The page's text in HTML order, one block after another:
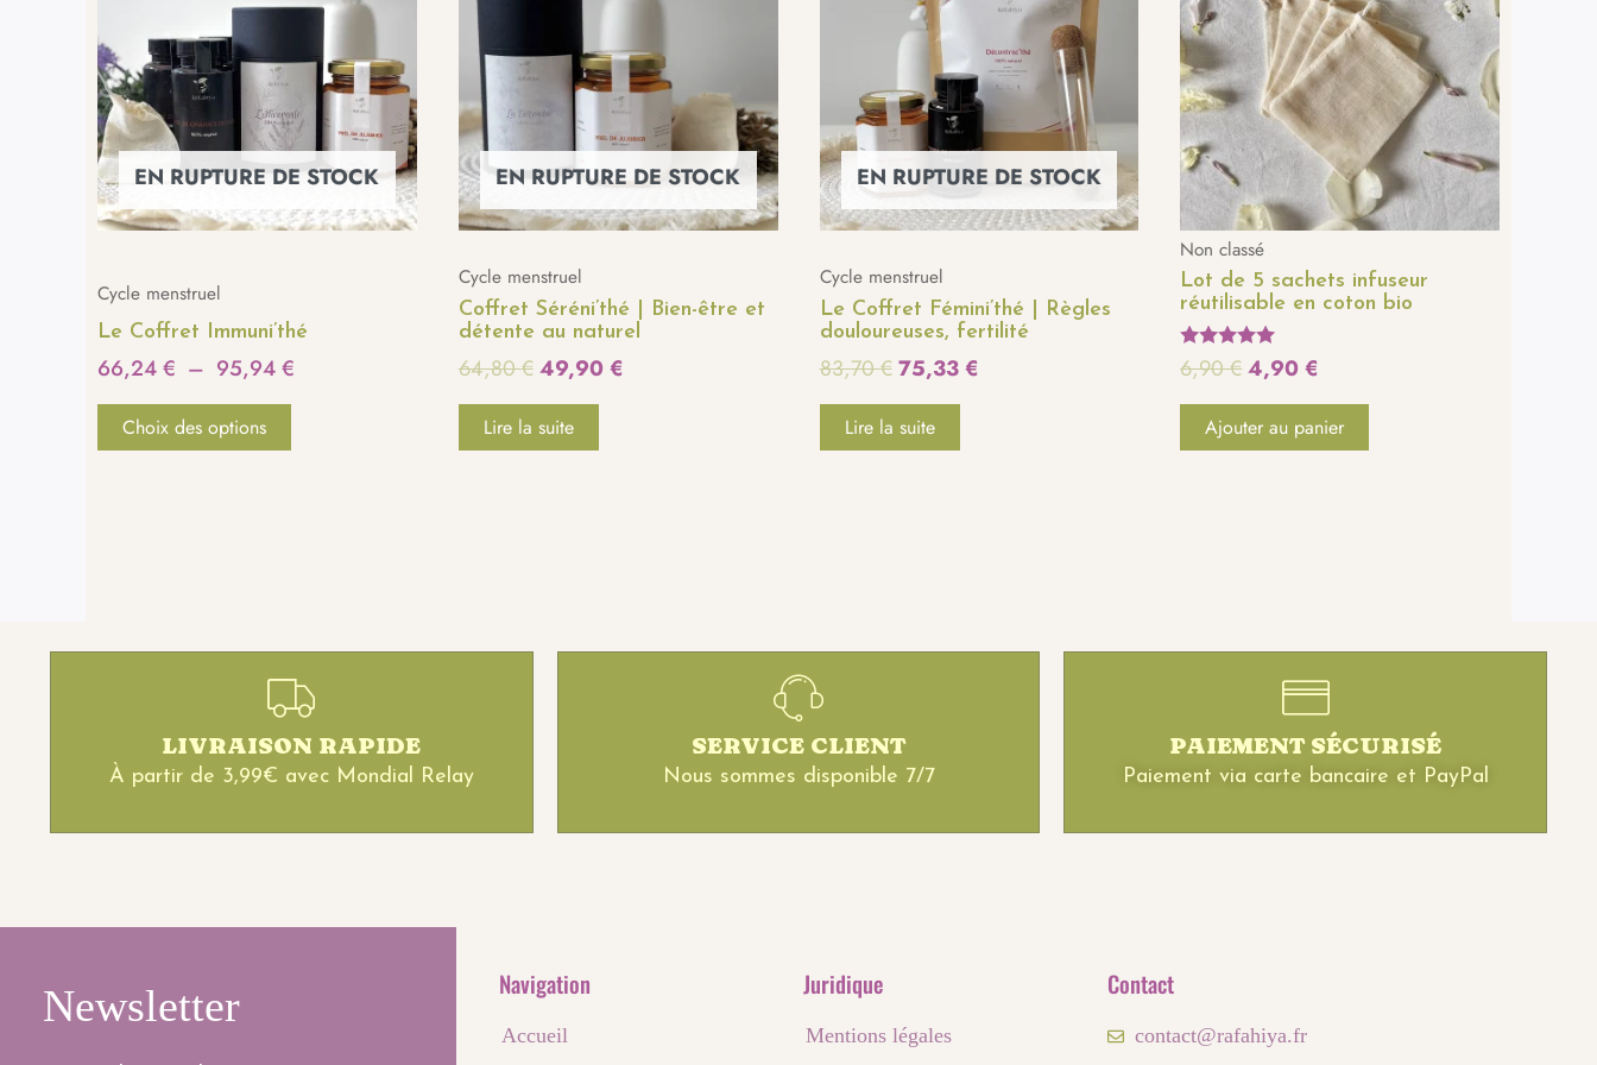
EN RUPTURE DE STOCK
Cycle menstruel
Le Coffret Immuni’thé
66,24€ – 95,94€
66,24 €
95,94 €
Choix des options
variations.
Les
options
peuvent
être
choisies
page
du
produit
EN RUPTURE DE STOCK
Cycle menstruel
Coffret Séréni’thé | Bien-être et
détente au naturel
64,80€
64,80 €.
49,90€
est :
49,90 €.
Lire la suite
EN RUPTURE DE STOCK
Cycle menstruel
Le Coffret Fémini’thé | Règles
douloureuses, fertilité
83,70€
était :
83,70 €.
75,33€
est :
75,33 €.
Lire la suite
Non classé
Lot de 5 sachets infuseur
réutilisable en coton bio
Note
5.00
6,90€
était :
6,90 €.
4,90€
est :
4,90 €.
Ajouter au panier
LIVRAISON RAPIDE
À partir de 3,99€ avec Mondial Relay
SERVICE CLIENT
Nous sommes disponible 7/7
PAIEMENT SÉCURISÉ
Paiement via carte bancaire et PayPal
Newsletter Navigation
Accueil
Juridique
Mentions légales
Contact
contact@rafahiya.fr